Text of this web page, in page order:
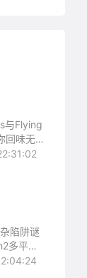
与Flying
回味无
陷阱谜
多平